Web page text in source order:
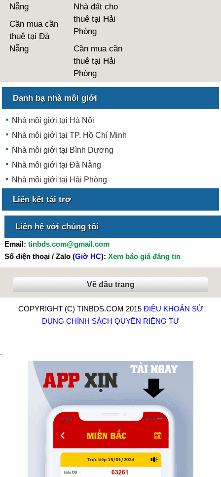
Nẵng
Cần mua cần
thuê tại Đà
Nẵng
Nhà đất cho
thuê tại Hải
Phòng
Cần mua cần
thuê tại Hải
Phòng
Danh bạ nhà môi giới
Nhà môi giới tại Hà Nội
Nhà môi giới tại TP. Hồ Chí Minh
Nhà môi giới tại Bình Dương
Nhà môi giới tại Đà Nẵng
Nhà môi giới tại Hải Phòng
Liên kết tài trợ
Liên hệ với chúng tôi
Email: tinbds.com@gmail.com
Số điện thoại / Zalo (Giờ HC): Xem báo giá đăng tin
Về đầu trang
COPYRIGHT (C) TINBDS.COM 2015 ĐIỀU KHOẢN SỬ
DỤNG CHÍNH SÁCH QUYỀN RIÊNG TƯ